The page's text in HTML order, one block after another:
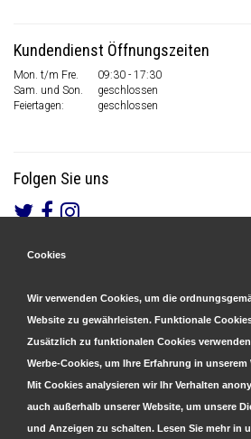
Kundendienst Öffnungszeiten
Mon. t/m Fre.
09:30 - 17:30
Sam. und Son.
geschlossen
Feiertagen:
geschlossen
Folgen Sie uns
Cookies
Wir verwenden Cookies, um die
Website zu gewährleisten. Funktionale
Zusätzlich zu funktionalen Cookies
Werbe-Cookies, um Ihre Erfahrung in
Mit Cookies analysieren wir Ihr Verhalten
auch außerhalb unserer Website, um unsere
und Anzeigen zu schalten. Lesen Sie mehr in